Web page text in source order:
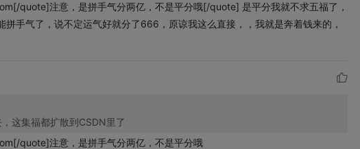
[/quote]注意，是拼手气分两亿，不是平分哦[/quote] 是平分我就不求五福了，
拼手气了，说不定运气好就分了666 ，原谅我这么直接，
，我就是奔着钱来的，
这集福都扩散到CSDN里了
[/quote]注意，是拼手气分两亿，不是平分哦